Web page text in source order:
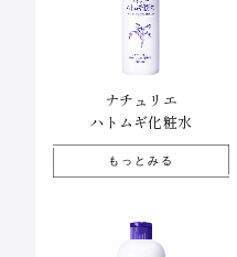
ナチュリエ
ハトムギ化粧水
もっとみる